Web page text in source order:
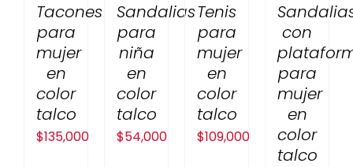
Tacones
para
mujer
en
color
talco
$135,000
Sandalias
para
niña
en
color
talco
$54,000
Tenis
para
mujer
en
color
talco
$109,000
con
para
mujer
en
color
talco